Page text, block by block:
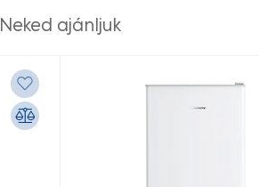
Neked ajánljuk